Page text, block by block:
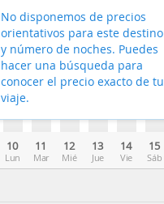
10
Lun
11
Mar
12
Mié
13
Jue
14
Vie
15
Sáb
No disponemos de precios
orientativos para este destino
y número de noches. Puedes
hacer una búsqueda para
conocer el precio exacto de tu
viaje.